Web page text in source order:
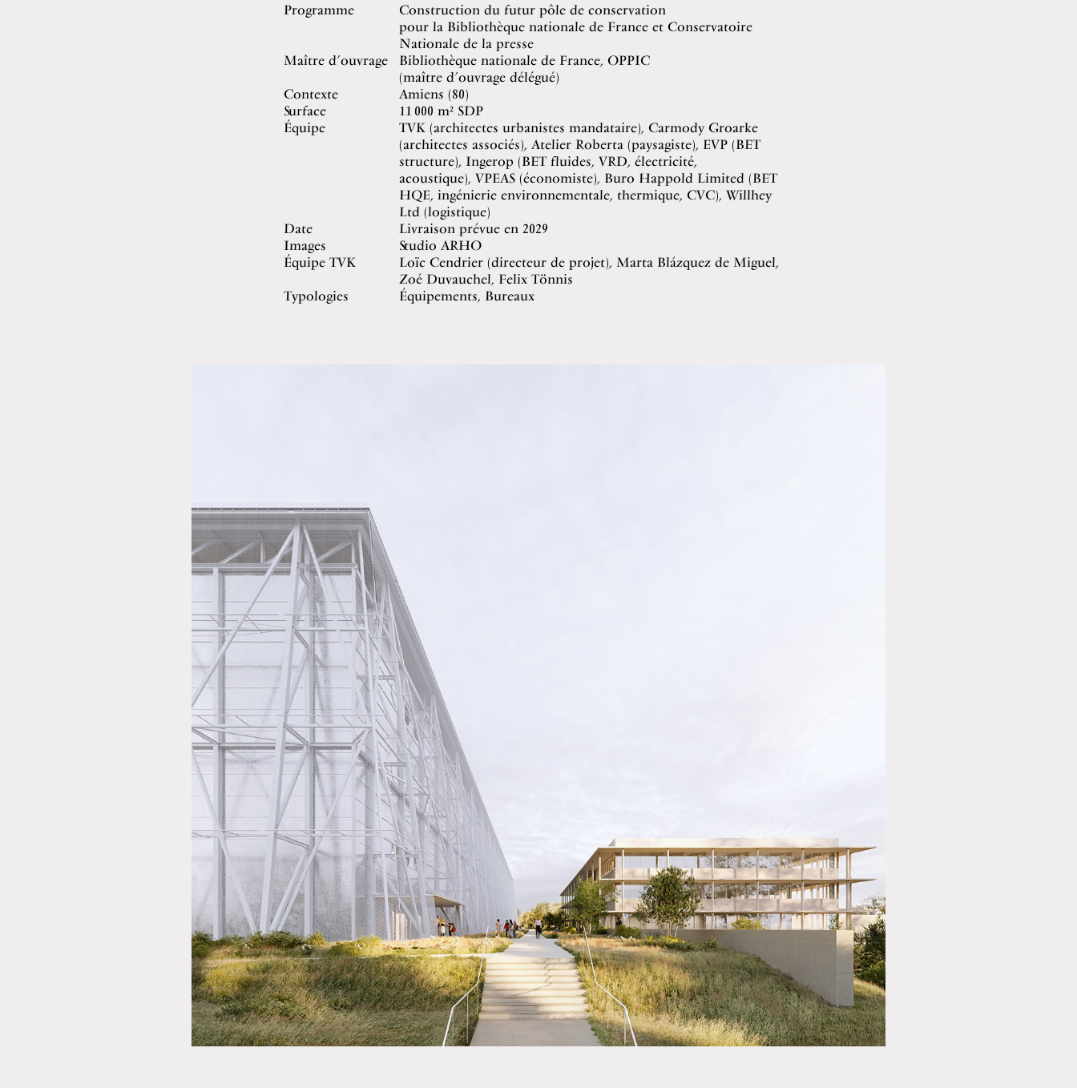
Programme
Construction du futur pôle de conservation
pour la Bibliothèque nationale de France et Conservatoire
Nationale de la presse
Maître d’ouvrage
Bibliothèque nationale de France, OPPIC
(maître d’ouvrage délégué)
Contexte
Amiens (80)
Surface
11 000 m² SDP
Équipe
TVK (architectes urbanistes mandataire), Carmody Groarke
(architectes associés), Atelier Roberta (paysagiste), EVP (BET
structure), Ingerop (BET fluides, VRD, électricité,
acoustique), VPEAS (économiste), Buro Happold Limited (BET
HQE, ingénierie environnementale, thermique, CVC), Willhey
Ltd (logistique)
Date
Livraison prévue en 2029
Images
Studio ARHO
Équipe TVK
Loïc Cendrier (directeur de projet), Marta Blázquez de Miguel,
Zoé Duvauchel, Felix Tönnis
Typologies
Équipements, Bureaux